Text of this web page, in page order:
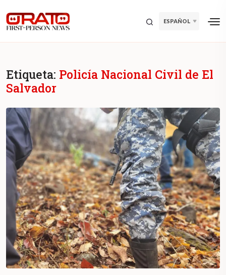
ESPAÑOL
Etiqueta: Policía Nacional Civil de El
Salvador